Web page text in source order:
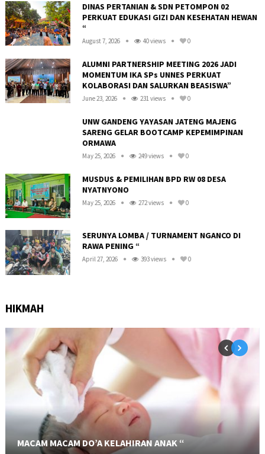
DINAS PERTANIAN & SDN PETOMPON 02
PERKUAT EDUKASI GIZI DAN KESEHATAN HEWAN
“
August 7, 2026 40 views 0
ALUMNI PARTNERSHIP MEETING 2026 JADI
MOMENTUM IKA SPs UNNES PERKUAT
KOLABORASI DAN SALURKAN BEASISWA”
June 23, 2026 231 views 0
UNW GANDENG YAYASAN JATENG MAJENG
SARENG GELAR BOOTCAMP KEPEMIMPINAN
ORMAWA
May 25, 2026 249 views 0
MUSDUS & PEMILIHAN BPD RW 08 DESA
NYATNYONO
May 25, 2026 272 views 0
SERUNYA LOMBA / TURNAMENT NGANCO DI
RAWA PENING “
April 27, 2026 393 views 0
HIKMAH
MACAM MACAM DO’A KELAHIRAN ANAK “